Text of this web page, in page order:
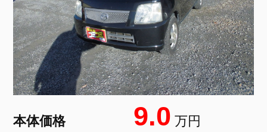
本体価格 9.0 万円